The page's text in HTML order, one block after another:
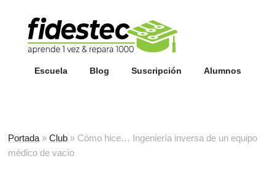
Escuela Blog Suscripción Alumnos
Portada »Club » Cómo hice… Ingeniería inversa de un equipo
médico de vacío